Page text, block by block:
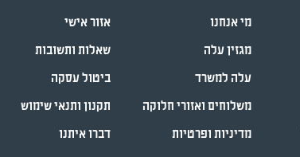
מי אנחנו
מגזין עלה
עלה למשרד
משלוחים ואזורי חלוקה
מדיניות ופרטיות
אזור אישי
שאלות ותשובות
ביטול עסקה
תקנון ותנאי שימוש
דברו איתנו